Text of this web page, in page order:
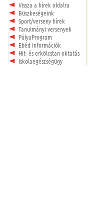
Vissza a hírek oldalra
Büszkeségeink
Sport/verseny hírek
Tanulmányi versenyek
PályaProgram
Ebéd információk
Hit- és erkölcstan oktatás
Iskolaegészségügy